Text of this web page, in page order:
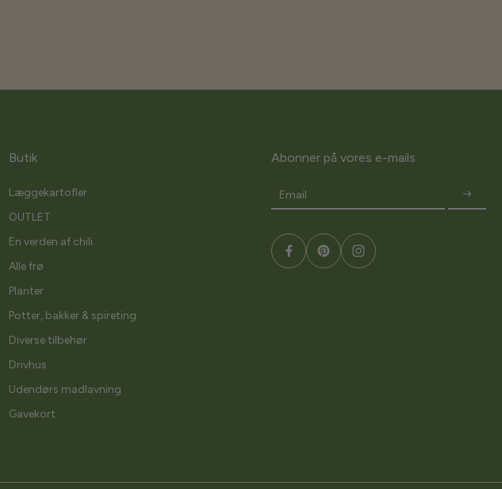
Butik
Læggekartofler
OUTLET
En verden af chili
Alle frø
Planter
Potter, bakker & spireting
Diverse tilbehør
Drivhus
Udendørs madlavning
Gavekort
Abonner på vores e-mails
Email